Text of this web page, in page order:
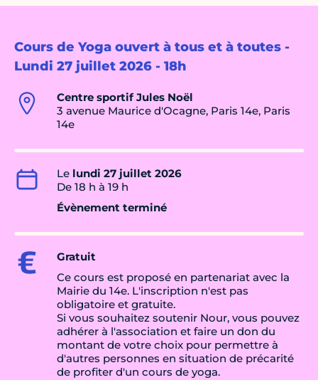
Cours de Yoga ouvert à tous et à toutes -
Lundi 27 juillet 2026 - 18h
Centre sportif Jules Noël
3 avenue Maurice d'Ocagne, Paris 14e, Paris
14e
Le lundi 27 juillet 2026
De 18 h à 19 h
Évènement terminé
Gratuit
Ce cours est proposé en partenariat avec la
Mairie du 14e. L'inscription n'est pas
obligatoire et gratuite.
Si vous souhaitez soutenir Nour, vous pouvez
adhérer à l'association et faire un don du
montant de votre choix pour permettre à
d'autres personnes en situation de précarité
de profiter d'un cours de yoga.